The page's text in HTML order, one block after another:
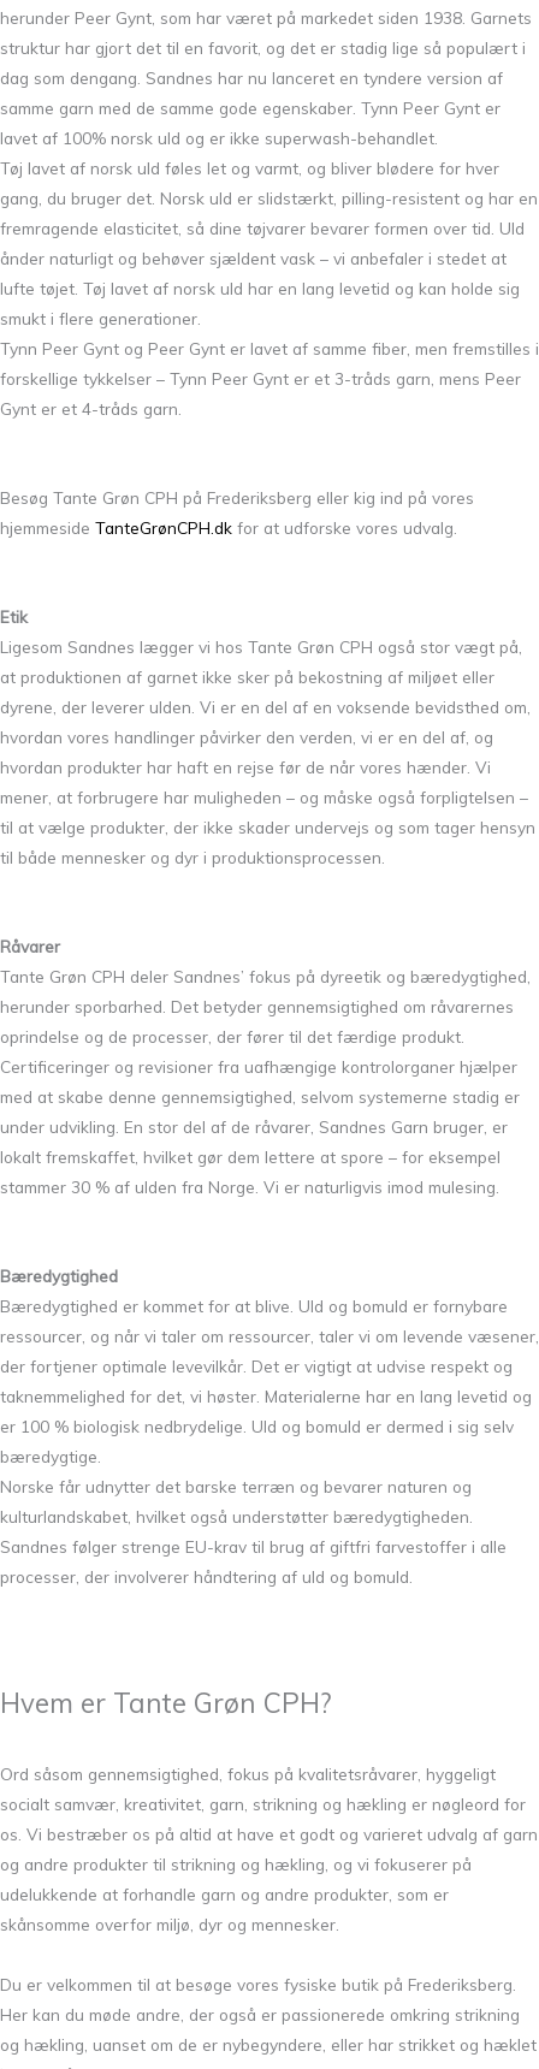
herunder Peer Gynt, som har været på markedet siden 1938. Garnets
struktur har gjort det til en favorit, og det er stadig lige så populært i
dag som dengang. Sandnes har nu lanceret en tyndere version af
samme garn med de samme gode egenskaber. Tynn Peer Gynt er
lavet af 100% norsk uld og er ikke superwash-behandlet.
Tøj lavet af norsk uld føles let og varmt, og bliver blødere for hver
gang, du bruger det. Norsk uld er slidstærkt, pilling-resistent og har en
fremragende elasticitet, så dine tøjvarer bevarer formen over tid. Uld
ånder naturligt og behøver sjældent vask – vi anbefaler i stedet at
lufte tøjet. Tøj lavet af norsk uld har en lang levetid og kan holde sig
smukt i flere generationer.
Tynn Peer Gynt og Peer Gynt er lavet af samme fiber, men fremstilles i
forskellige tykkelser – Tynn Peer Gynt er et 3-tråds garn, mens Peer
Gynt er et 4-tråds garn.
Besøg Tante Grøn CPH på Frederiksberg eller kig ind på vores
hjemmeside TanteGrønCPH.dk for at udforske vores udvalg.
Etik
Ligesom Sandnes lægger vi hos Tante Grøn CPH også stor vægt på,
at produktionen af garnet ikke sker på bekostning af miljøet eller
dyrene, der leverer ulden. Vi er en del af en voksende bevidsthed om,
hvordan vores handlinger påvirker den verden, vi er en del af, og
hvordan produkter har haft en rejse før de når vores hænder. Vi
mener, at forbrugere har muligheden – og måske også forpligtelsen –
til at vælge produkter, der ikke skader undervejs og som tager hensyn
til både mennesker og dyr i produktionsprocessen.
Råvarer
Tante Grøn CPH deler Sandnes’ fokus på dyreetik og bæredygtighed,
herunder sporbarhed. Det betyder gennemsigtighed om råvarernes
oprindelse og de processer, der fører til det færdige produkt.
Certificeringer og revisioner fra uafhængige kontrolorganer hjælper
med at skabe denne gennemsigtighed, selvom systemerne stadig er
under udvikling. En stor del af de råvarer, Sandnes Garn bruger, er
lokalt fremskaffet, hvilket gør dem lettere at spore – for eksempel
stammer 30 % af ulden fra Norge. Vi er naturligvis imod mulesing.
Bæredygtighed
Bæredygtighed er kommet for at blive. Uld og bomuld er fornybare
ressourcer, og når vi taler om ressourcer, taler vi om levende væsener,
der fortjener optimale levevilkår. Det er vigtigt at udvise respekt og
taknemmelighed for det, vi høster. Materialerne har en lang levetid og
er 100 % biologisk nedbrydelige. Uld og bomuld er dermed i sig selv
bæredygtige.
Norske får udnytter det barske terræn og bevarer naturen og
kulturlandskabet, hvilket også understøtter bæredygtigheden.
Sandnes følger strenge EU-krav til brug af giftfri farvestoffer i alle
processer, der involverer håndtering af uld og bomuld.
Hvem er Tante Grøn CPH?
Ord såsom gennemsigtighed, fokus på kvalitetsråvarer, hyggeligt
socialt samvær, kreativitet, garn, strikning og hækling er nøgleord for
os. Vi bestræber os på altid at have et godt og varieret udvalg af garn
og andre produkter til strikning og hækling, og vi fokuserer på
udelukkende at forhandle garn og andre produkter, som er
skånsomme overfor miljø, dyr og mennesker.
Du er velkommen til at besøge vores fysiske butik på Frederiksberg.
Her kan du møde andre, der også er passionerede omkring strikning
og hækling, uanset om de er nybegyndere, eller har strikket og hæklet